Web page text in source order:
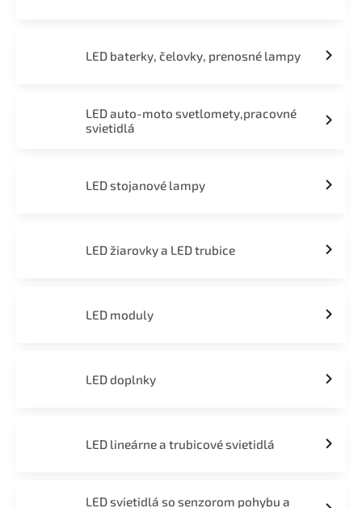
LED baterky, čelovky, prenosné lampy
LED auto-moto svetlomety,pracovné
svietidlá
LED stojanové lampy
LED žiarovky a LED trubice
LED moduly
LED doplnky
LED lineárne a trubicové svietidlá
LED svietidlá so senzorom pohybu a